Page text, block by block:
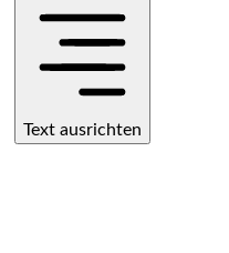
Text ausrichten